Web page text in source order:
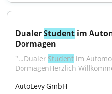
Dualer Student im
Dormagen
"...Dualer Student im
DormagenHerzlich
AutoLevy GmbH